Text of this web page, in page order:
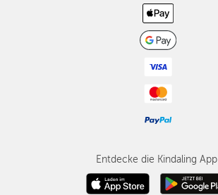
Entdecke die Kindaling App